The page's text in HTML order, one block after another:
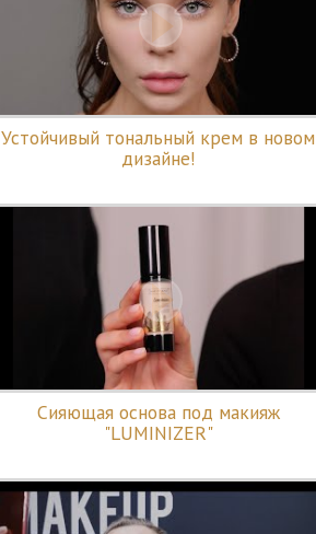
Устойчивый тональный крем в новом
дизайне!
Сияющая основа под макияж
"LUMINIZER"